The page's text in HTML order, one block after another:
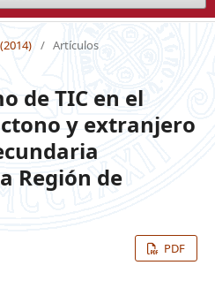
/ Artículos
de TIC en el
y extranjero
Región de
PDF